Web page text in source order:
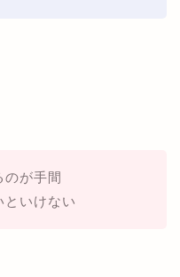
のが手間
といけない